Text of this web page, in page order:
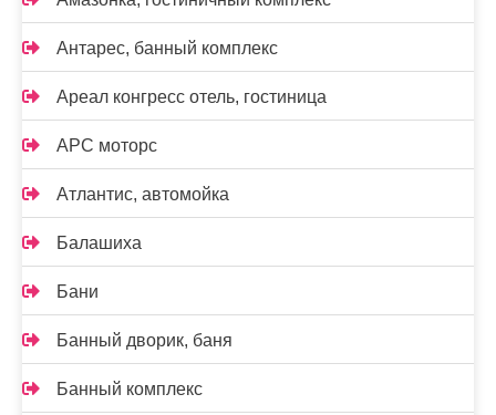
Антарес, банный комплекс
Ареал конгресс отель, гостиница
АРС моторс
Атлантис, автомойка
Балашиха
Бани
Банный дворик, баня
Банный комплекс